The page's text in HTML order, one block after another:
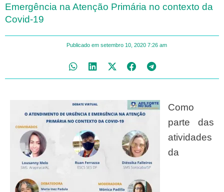
Emergência na Atenção Primária no contexto da
Covid-19
Publicado em setembro 10, 2020 7:26 am
Como
parte das
atividades
da